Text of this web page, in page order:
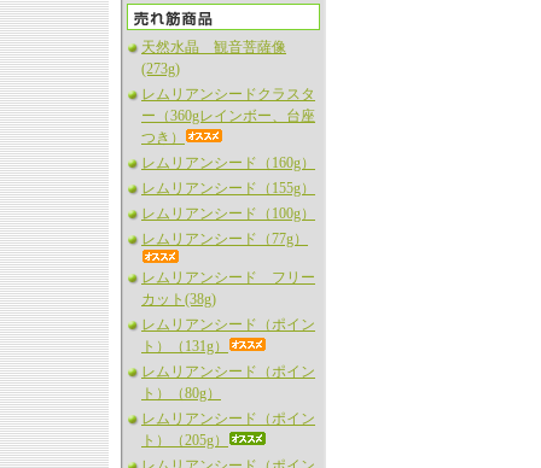
天然水晶 観音菩薩像
(273g)
レムリアンシードクラスタ
ー（360gレインボー、台座
つき）
レムリアンシード（160g）
レムリアンシード（155g）
レムリアンシード（100g）
レムリアンシード（77g）
レムリアンシード フリー
カット(38g)
レムリアンシード（ポイン
ト）（131g）
レムリアンシード（ポイン
ト）（80g）
レムリアンシード（ポイン
ト）（205g）